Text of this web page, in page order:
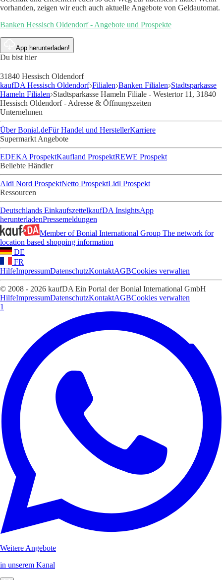
vorhanden, zeigen wir euch auch aktuelle Angebote von Geldautomat.
Banken Hessisch Oldendorf - Angebote und Prospekte
App herunterladen!
Du bist hier
31840 Hessisch Oldendorf
kaufDA Hessisch Oldendorf Filialen Banken Filialen Stadtsparkasse
Hameln Filialen Stadtsparkasse Hameln Filiale - Westertor 11, 31840
Hessisch Oldendorf - Adresse & Öffnungszeiten
Unternehmen
Über Bonial.deFür Handel und HerstellerKarriere
Supermarkt Angebote
EDEKA ProspektKaufland ProspektREWE Prospekt
Beliebte Händler
Aldi Nord ProspektNetto ProspektLidl Prospekt
Ressourcen
Deutschlands EinkaufszettelkaufDA InsightsApp
herunterladenPressemeldungen
Member of Bonial International Group The network for
location based shopping information
DE
FR
HilfeImpressumDatenschutzKontaktAGBCookies verwalten
© 2008 - 2026 kaufDA Ein Portal der Bonial International GmbH
HilfeImpressumDatenschutzKontaktAGBCookies verwalten
1
Weitere Angebote
in unserem Kanal